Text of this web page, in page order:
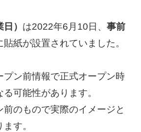
） は2022年6月10日、 事前
貼紙が設置されていました。
ン前情報で正式オープン時
可能性があります。
のもので実際のイメージと
す。